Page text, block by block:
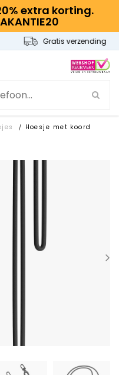
extra korting.
/ Hoesje met koord